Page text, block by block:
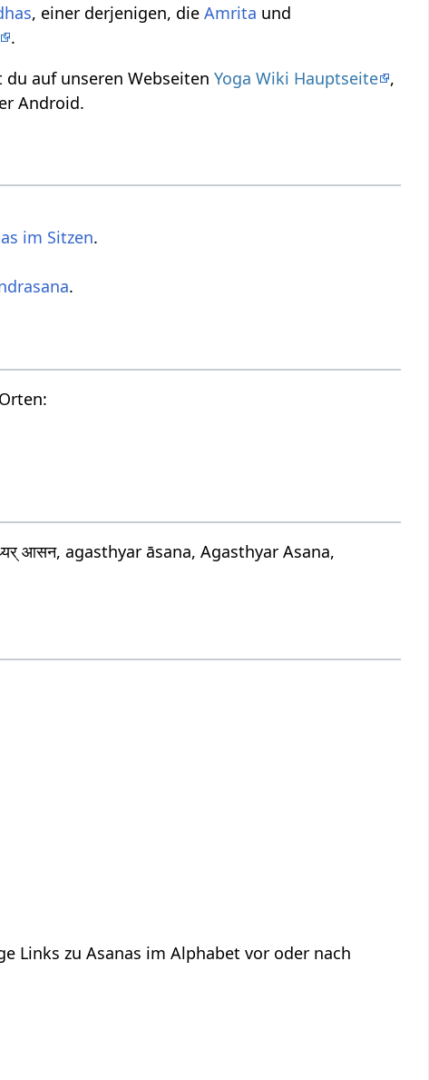
, einer derjenigen, dieAmrita und
.
du auf unseren WebseitenYoga Wiki Hauptseite ,
Android.
im Sitzen.
.
आसन, agasthyar āsana, Agasthyar Asana,
Links zu Asanas im Alphabet vor oder nach